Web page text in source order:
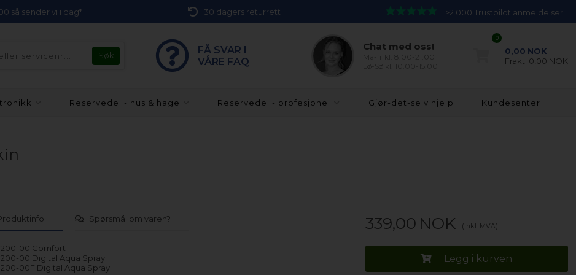
så sender vi i dag* 30 dagers returrett >2.000 Trustpilot anmeldelser
FÅ SVAR I
VÅRE FAQ
Chat med oss!
0
0,00 NOK
Frakt: 0,00 NOK
Reservedel - hus & hage Reservedel - profesjonel Gjør-det-selv hjelp Kundesenter
Spørsmål om varen?
00 Comfort
00 Digital Aqua Spray
00F Digital Aqua Spray
339,00 NOK (inkl. MVA)
Legg i kurven